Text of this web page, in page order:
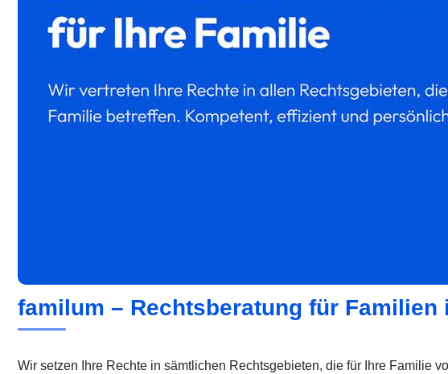
familum – Rechtsberatung für Familien
Wir setzen Ihre Rechte in sämtlichen Rechtsgebieten, die für Ihre Familie